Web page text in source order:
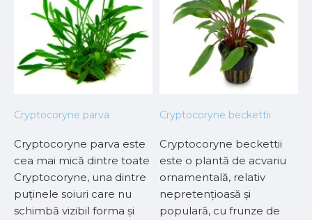
Cryptocoryne parva
Cryptocoryne parva este
cea mai mică dintre toate
Cryptocoryne, una dintre
puținele soiuri care nu
schimbă vizibil forma și
Cryptocoryne beckettii
Cryptocoryne beckettii
este o plantă de acvariu
ornamentală, relativ
nepretențioasă și
populară, cu frunze de